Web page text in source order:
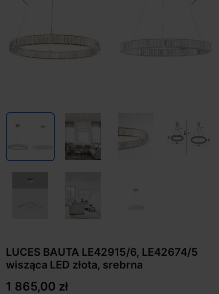
LUCES BAUTA LE42915/6, LE42674/5
wisząca LED złota, srebrna
1 865,00 zł